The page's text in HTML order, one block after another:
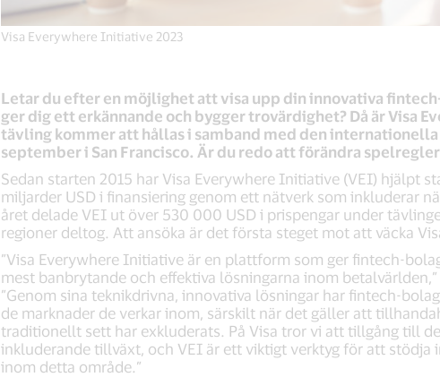
Visa Everywhere Initiative 2023
Letar du efter en möjlighet att visa upp din innovativa
ger dig ett erkännande och bygger trovärdighet? Då är Visa
tävling kommer att hållas i samband med den
september i San Francisco. Är du redo att förändra
Sedan starten 2015 har Visa Everywhere Initiative (VEI) hjälpt
miljarder USD i finansiering genom ett nätverk som inkluderar
året delade VEI ut över 530 000 USD i prispengar under
regioner deltog. Att ansöka är det första steget mot att väcka
”Visa Everywhere Initiative är en plattform som ger fintech-
mest banbrytande och effektiva lösningarna inom
”Genom sina teknikdrivna, innovativa lösningar har fintech-
de marknader de verkar inom, särskilt när det gäller att
traditionellt sett har exkluderats. På Visa tror vi att tillgång till
inkluderande tillväxt, och VEI är ett viktigt verktyg för att stödja
inom detta område.”